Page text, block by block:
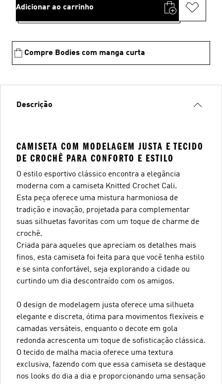
Adicionar ao carrinho
Compre Bodies com manga curta
Descrição
CAMISETA COM MODELAGEM JUSTA E TECIDO
DE CROCHÊ PARA CONFORTO E ESTILO
O estilo esportivo clássico encontra a elegância
moderna com a camiseta Knitted Crochet Cali.
Esta peça oferece uma mistura harmoniosa de
tradição e inovação, projetada para complementar
suas silhuetas favoritas com um toque de charme de
crochê.
Criada para aqueles que apreciam os detalhes mais
finos, esta camiseta foi feita para que você tenha estilo
e se sinta confortável, seja explorando a cidade ou
curtindo um dia descontraído com os amigos.
O design de modelagem justa oferece uma silhueta
elegante e discreta, ótima para movimentos flexíveis e
camadas versáteis, enquanto o decote em gola
redonda acrescenta um toque de sofisticação clássica.
O tecido de malha macia oferece uma textura
exclusiva, fazendo com que essa camiseta se destaque
nos looks do dia a dia e proporcionando uma sensação